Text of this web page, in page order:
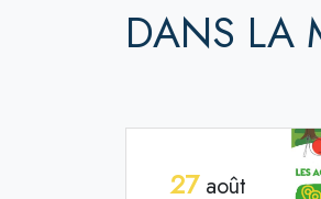
DANS LA
27août